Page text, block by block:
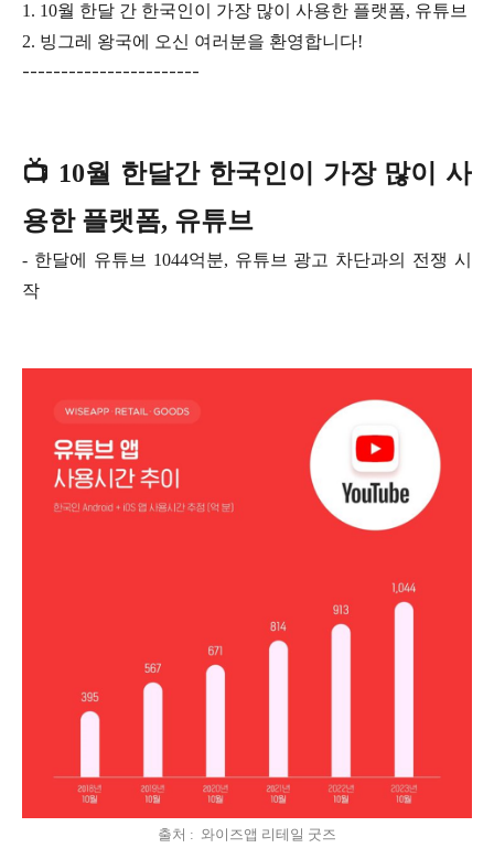
1. 10월 한달 간 한국인이 가장 많이 사용한 플랫폼, 유튜브
2. 빙그레 왕국에 오신 여러분을 환영합니다!
-----------------------
📺 10월 한달간 한국인이 가장 많이 사
용한 플랫폼, 유튜브
- 한달에 유튜브 1044억분, 유튜브 광고 차단과의 전쟁 시
작
출처 : 와이즈앱 리테일 굿즈